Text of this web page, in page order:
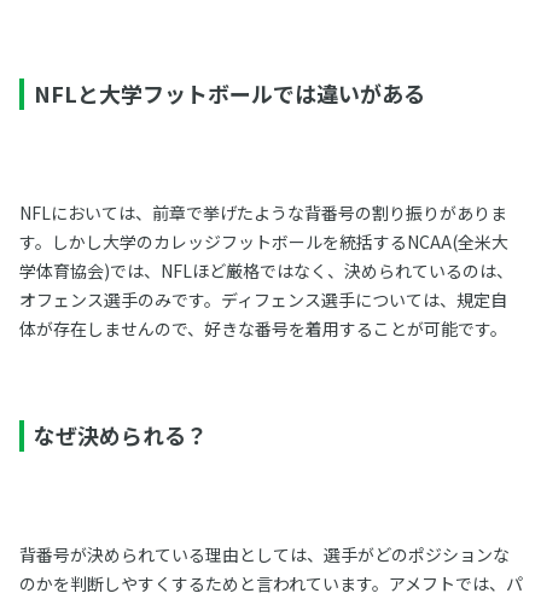
NFLと大学フットボールでは違いがある
NFLにおいては、前章で挙げたような背番号の割り振りがありま
す。しかし大学のカレッジフットボールを統括するNCAA(全米大
学体育協会)では、NFLほど厳格ではなく、決められているのは、
オフェンス選手のみです。ディフェンス選手については、規定自
体が存在しませんので、好きな番号を着用することが可能です。
なぜ決められる？
背番号が決められている理由としては、選手がどのポジションな
のかを判断しやすくするためと言われています。アメフトでは、パ